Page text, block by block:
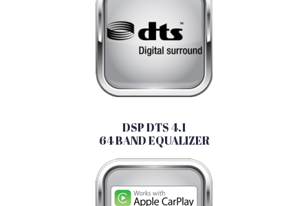
DSP DTS 4.1
64 BAND EQUALIZER